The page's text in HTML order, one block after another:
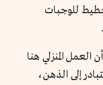
للوجبات
العمل المنزلي هنا
إلى الذهن،